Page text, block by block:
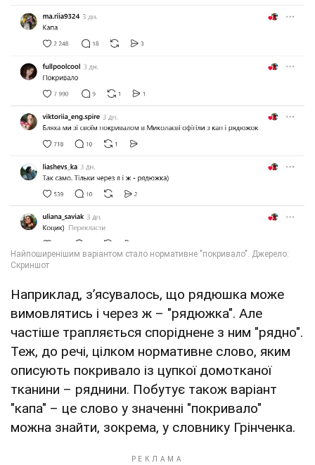
Наприклад, з’ясувалось, що рядюшка може
вимовлятись і через ж – "рядюжка". Але
частіше трапляється споріднене з ним "рядно".
Теж, до речі, цілком нормативне слово, яким
описують покривало із цупкої домотканої
тканини – ряднини. Побутує також варіант
"капа" – це слово у значенні "покривало"
можна знайти, зокрема, у словнику Грінченка.